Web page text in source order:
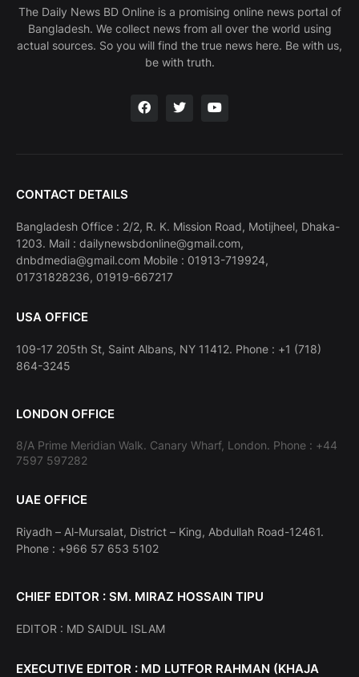
The Daily News BD Online is a promising online news portal of
Bangladesh. We collect news from all over the world using
actual sources. So you will find the true news here. Be with us,
be with truth.
CONTACT DETAILS
Bangladesh Office : 2/2, R. K. Mission Road, Motijheel, Dhaka-
1203. Mail : dailynewsbdonline@gmail.com,
dnbdmedia@gmail.com Mobile : 01913-719924,
01731828236, 01919-667217
USA OFFICE
109-17 205th St, Saint Albans, NY 11412. Phone : +1 (718)
864-3245
LONDON OFFICE
8/A Prime Meridian Walk. Canary Wharf, London. Phone : +44
7597 597282
UAE OFFICE
Riyadh – Al-Mursalat, District – King, Abdullah Road-12461.
Phone : +966 57 653 5102
CHIEF EDITOR : SM. MIRAZ HOSSAIN TIPU
EDITOR : MD SAIDUL ISLAM
EXECUTIVE EDITOR : MD LUTFOR RAHMAN (KHAJA